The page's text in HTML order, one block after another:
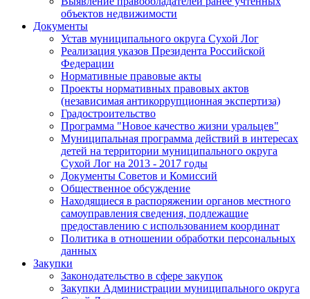
объектов недвижимости
Документы
Устав муниципального округа Сухой Лог
Реализация указов Президента Российской
Федерации
Нормативные правовые акты
Проекты нормативных правовых актов
(независимая антикоррупционная экспертиза)
Градостроительство
Программа "Новое качество жизни уральцев"
Муниципальная программа действий в интересах
детей на территории муниципального округа
Сухой Лог на 2013 - 2017 годы
Документы Советов и Комиссий
Общественное обсуждение
Находящиеся в распоряжении органов местного
самоуправления сведения, подлежащие
предоставлению с использованием координат
Политика в отношении обработки персональных
данных
Закупки
Законодательство в сфере закупок
Закупки Администрации муниципального округа